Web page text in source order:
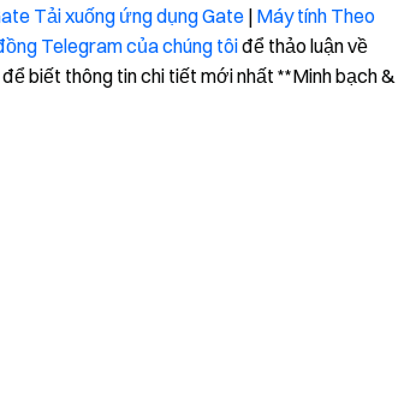
Tải xuống ứng dụng Gate | Máy tính Theo
Telegram của chúng tôiđể thảo luận về
để biết thông tin chi tiết mới nhất **Minh bạch &